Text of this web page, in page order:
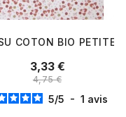
COTON BIO PETITES
3,33 €
4,75 €
5/5 - 1 avis